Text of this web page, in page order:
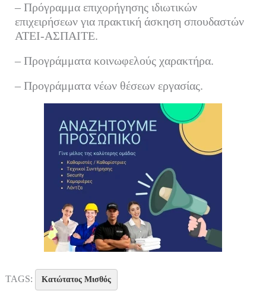
– Πρόγραμμα επιχορήγησης ιδιωτικών
επιχειρήσεων για πρακτική άσκηση σπουδαστών
ΑΤΕΙ-ΑΣΠΑΙΤΕ.
– Προγράμματα κοινωφελούς χαρακτήρα.
– Προγράμματα νέων θέσεων εργασίας.
TAGS: Κατώτατος Μισθός